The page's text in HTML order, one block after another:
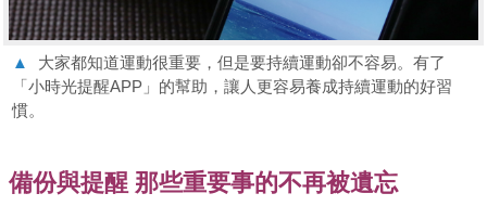
▲
大家都知道運動很重要，但是要持續運動卻不容易。有了
「小時光提醒APP」的幫助，讓人更容易養成持續運動的好習
慣。
備份與提醒 那些重要事的不再被遺忘